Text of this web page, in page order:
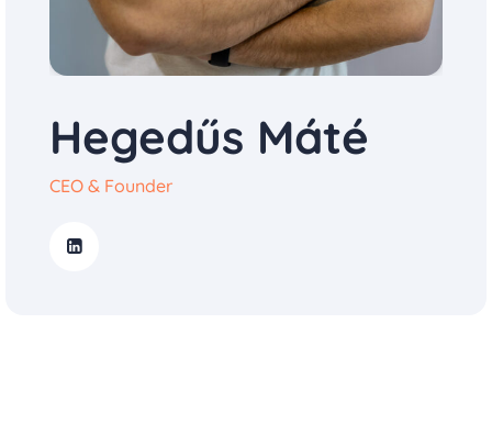
Hegedűs Máté
CEO & Founder